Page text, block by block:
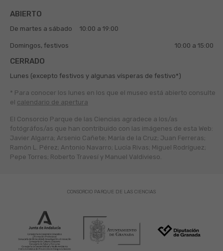
ABIERTO
De martes a sábado 10:00 a 19:00
Domingos, festivos 10:00 a 15:00
CERRADO
Lunes (excepto festivos y algunas vísperas de festivo*)
* Para conocer los lunes en los que el museo está abierto consulte
el calendario de apertura
El Consorcio Parque de las Ciencias agradece a los/as
fotógráfos/as que han contribuido con las imágenes de esta Web:
Javier Algarra; Arsenio Cañete; María de la Cruz; Juan Ferreras;
Ramón L. Pérez; Antonio Navarro; Lucía Rivas; Miguel Rodríguez;
Pepe Torres; Roberto Travesí y Manuel Valdivieso.
CONSORCIO PARQUE DE LAS CIENCIAS